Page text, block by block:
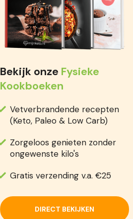
Bekijk onze Fysieke
Kookboeken
Vetverbrandende recepten
(Keto, Paleo & Low Carb)
Zorgeloos genieten zonder
ongewenste kilo's
Gratis verzending v.a. €25
DIRECT BEKIJKEN